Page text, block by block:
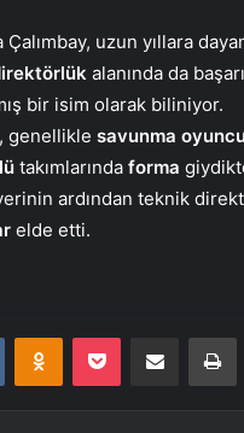
uzun yıllara
alanında da
bir isim olarak biliniyor.
genellikle savunma
takımlarında forma
ardından teknik
elde etti.
VKontakteOdnoklassniki
Pocket E-Posta ile paylaş